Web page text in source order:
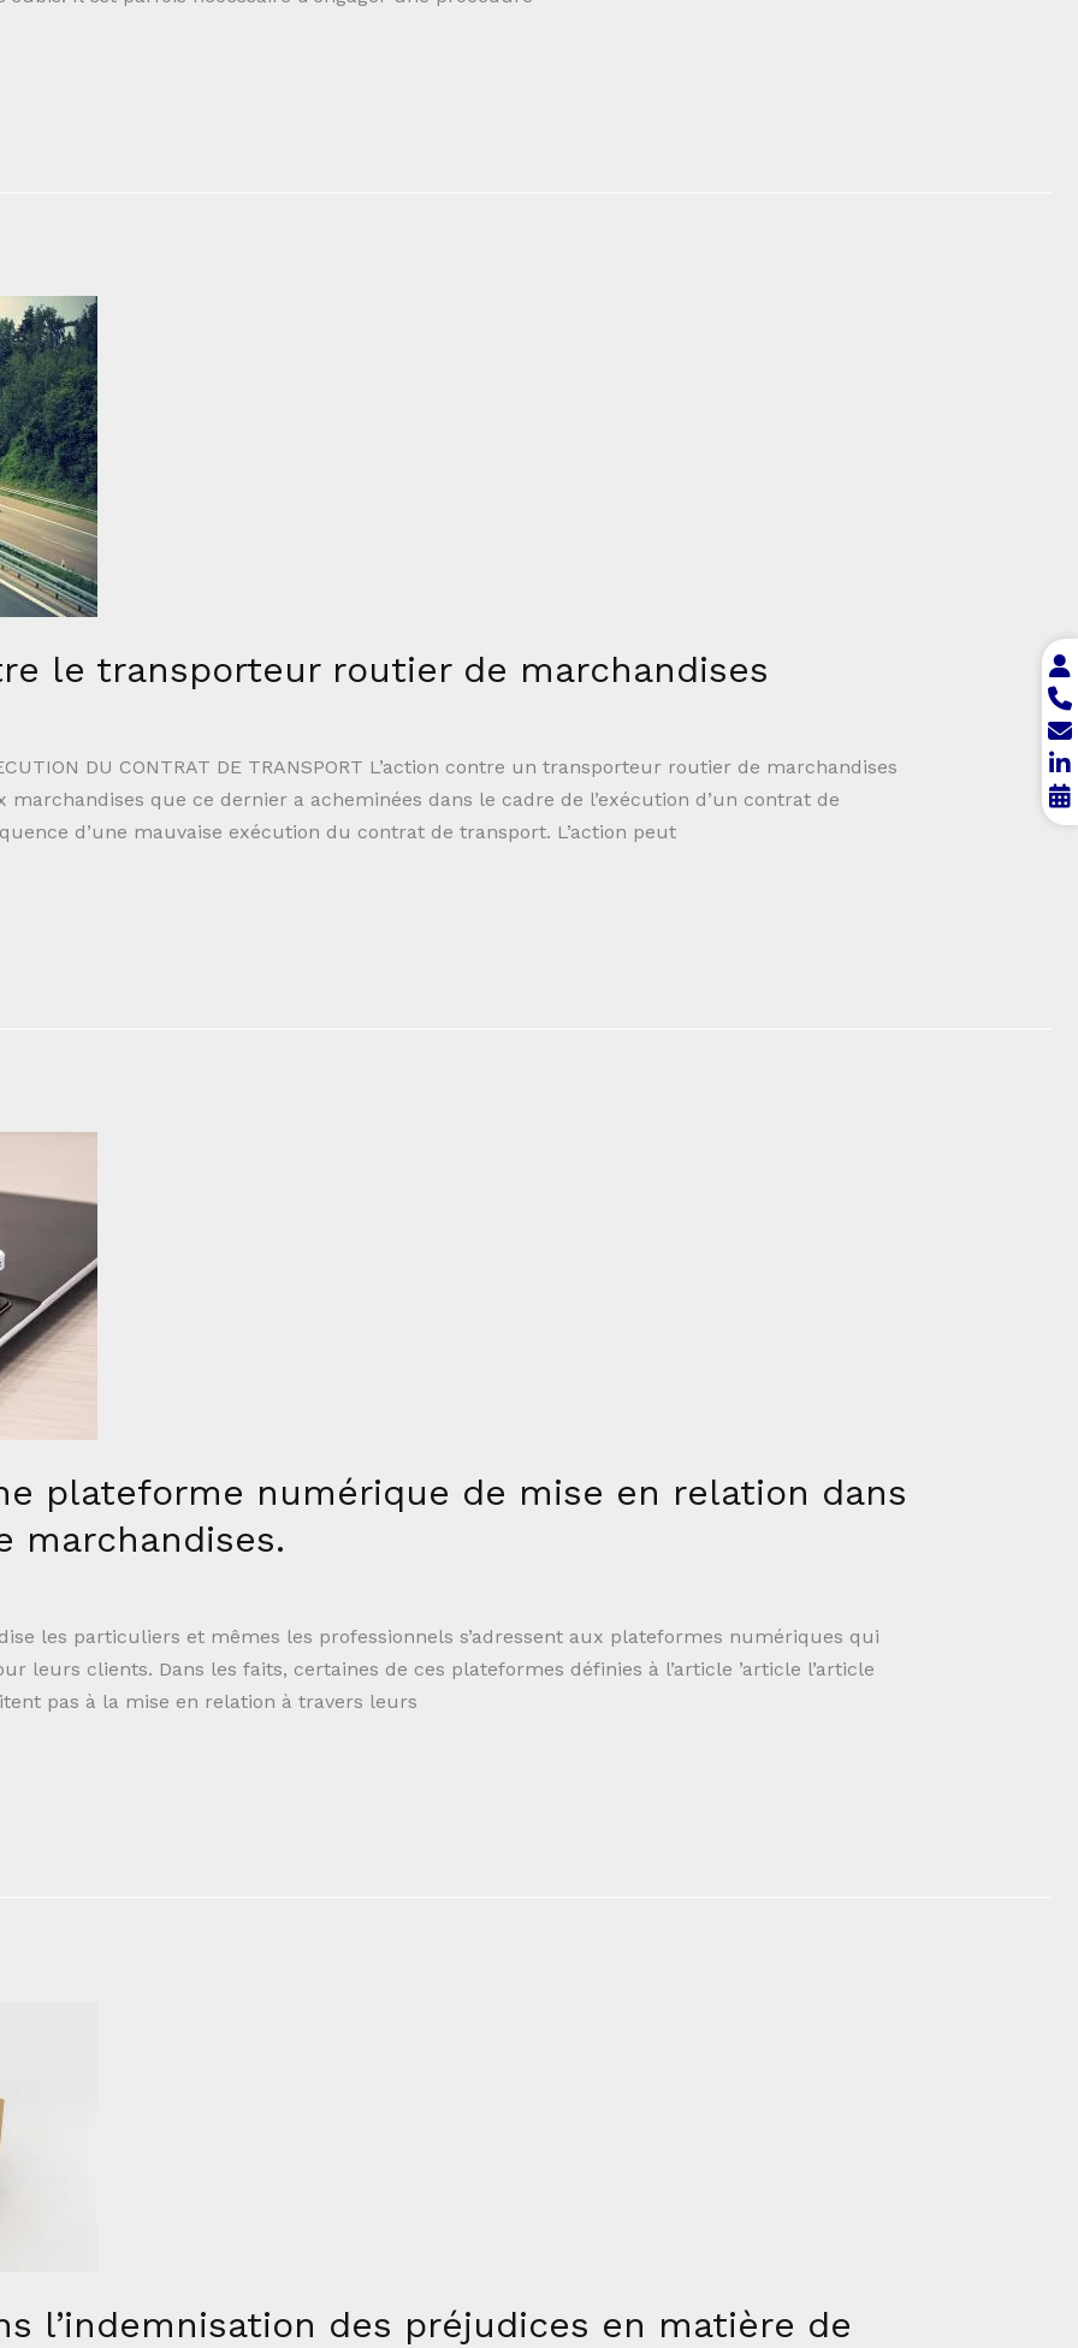
le transporteur routier de marchandises
DU CONTRAT DE TRANSPORT L’action contre un transporteur routier de marchandises
marchandises que ce dernier a acheminées dans le cadre de l’exécution d’un contrat de
d’une mauvaise exécution du contrat de transport. L’action peut
plateforme numérique de mise en relation dans
marchandises.
les particuliers et mêmes les professionnels s’adressent aux plateformes numériques qui
leurs clients. Dans les faits, certaines de ces plateformes définies à l’article ’article l’article
pas à la mise en relation à travers leurs
l’indemnisation des préjudices en matière de